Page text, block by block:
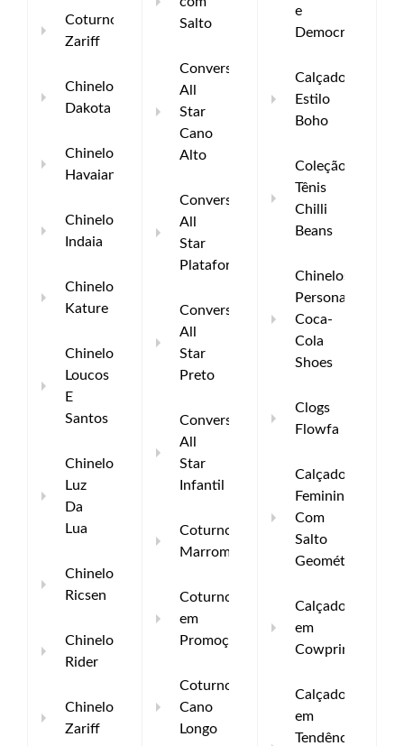
Coturno
Zariff
Chinelo
Dakota
Chinelo
Havaianas
Chinelo
Indaia
Chinelo
Kature
Chinelo
Loucos
E
Santos
Chinelo
Luz
Da
Lua
Chinelo
Ricsen
Chinelo
Rider
Chinelo
Zariff
Salto
Converse
All
Star
Cano
Alto
Converse
All
Star
Plataforma
Converse
All
Star
Preto
Converse
All
Star
Infantil
Coturno
Marrom
Coturnos
em
Promoção
Coturno
Cano
Longo
e
Democrata
Calçados
Estilo
Boho
Coleção
Tênis
Chilli
Beans
Chinelos
Personalizáveis
Coca-
Cola
Shoes
Clogs
Flowfa
Calçados
Femininos
Com
Salto
Geométrico
Calçados
em
Cowprint
Calçados
em
Tendência